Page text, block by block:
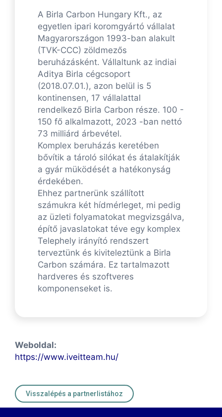
A Birla Carbon Hungary Kft., az
egyetlen ipari koromgyártó vállalat
Magyarországon 1993-ban alakult
(TVK-CCC) zöldmezős
beruházásként. Vállaltunk az indiai
Aditya Birla cégcsoport
(2018.07.01.), azon belül is 5
kontinensen, 17 vállalattal
rendelkező Birla Carbon része. 100 -
150 fő alkalmazott, 2023 -ban nettó
73 milliárd árbevétel.
Komplex beruházás keretében
bővítik a tároló silókat és átalakítják
a gyár müködését a hatékonyság
érdekében.
Ehhez partnerünk szállított
számukra két hídmérleget, mi pedig
az üzleti folyamatokat megvizsgálva,
építő javaslatokat téve egy komplex
Telephely irányító rendszert
terveztünk és kiviteleztünk a Birla
Carbon számára. Ez tartalmazott
hardveres és szoftveres
komponenseket is.
Weboldal:
https://www.iveitteam.hu/
Visszalépés a partnerlistához